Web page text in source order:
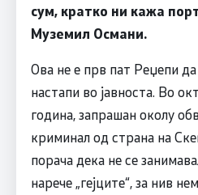
сум, кратко ни кажа
Муземил Османи.
Ова не е прв пат Реџепи
настапи во јавноста. Во
година, запрашан околу
криминал од страна на
порача дека не се
нарече „гејците“, за нив